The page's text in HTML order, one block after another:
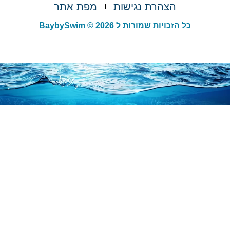
הצהרת נגישות
מפת אתר
כל הזכויות שמורות ל BaybySwim © 2026